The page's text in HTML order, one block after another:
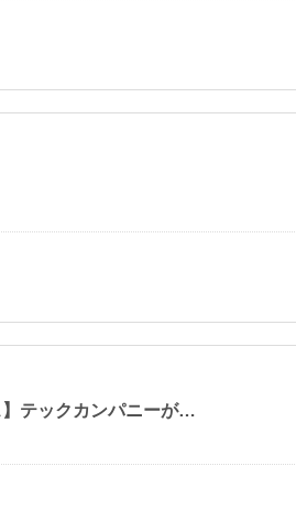
【DMM バーチャルオフィス】テックカンパニーが提供する最先端のバーチャルオフィス